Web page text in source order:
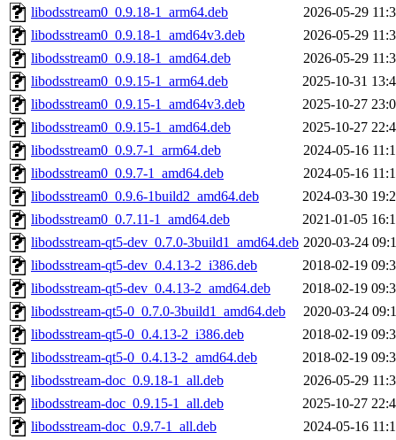
libodsstream0_0.9.18-1_arm64.deb
2026-05-29
libodsstream0_0.9.18-1_amd64v3.deb
2026-05-29
libodsstream0_0.9.18-1_amd64.deb
2026-05-29
libodsstream0_0.9.15-1_arm64.deb
2025-10-31
libodsstream0_0.9.15-1_amd64v3.deb
2025-10-27
libodsstream0_0.9.15-1_amd64.deb
2025-10-27
libodsstream0_0.9.7-1_arm64.deb
2024-05-16
libodsstream0_0.9.7-1_amd64.deb
2024-05-16
libodsstream0_0.9.6-1build2_amd64.deb
2024-03-30
libodsstream0_0.7.11-1_amd64.deb
2021-01-05
libodsstream-qt5-dev_0.7.0-3build1_amd64.deb 2020-03-24
libodsstream-qt5-dev_0.4.13-2_i386.deb
2018-02-19
libodsstream-qt5-dev_0.4.13-2_amd64.deb
2018-02-19
libodsstream-qt5-0_0.7.0-3build1_amd64.deb
2020-03-24
libodsstream-qt5-0_0.4.13-2_i386.deb
2018-02-19
libodsstream-qt5-0_0.4.13-2_amd64.deb
2018-02-19
libodsstream-doc_0.9.18-1_all.deb
2026-05-29
libodsstream-doc_0.9.15-1_all.deb
2025-10-27
libodsstream-doc_0.9.7-1_all.deb
2024-05-16